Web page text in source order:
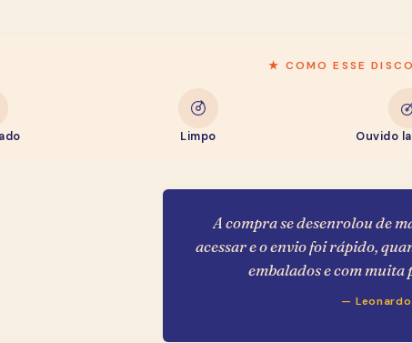
★ COMO ESSE
Limpo Ouvido
A compra se desenrolou de
acessar e o envio foi rápido,
embalados e com muita
—
Entre na
e Ganhe R$
E-mail (pra mandar o cupom)